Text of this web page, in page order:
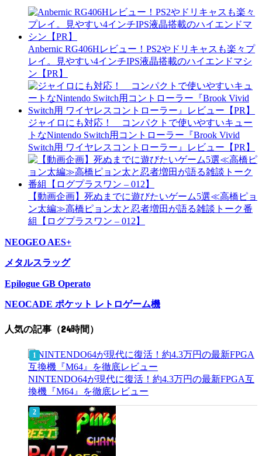
Anbernic RG406Hレビュー！PS2やドリキャスも楽々プ
レイ。見やすい4インチIPS液晶搭載のハイエンドマシ
ン【PR】
ジャイロにも対応！ コンパクトで使いやすいキュー
トなNintendo Switch用コントローラー『Brook Vivid
Switch用 ワイヤレスコントローラー』レビュー【PR】
【動画企画】死ぬまでに遊びたいゲーム5選≪高橋ピョ
ン太編≫高橋ピョン太と忍者増田が語る雑談トーク番
組【ログプラスワン – 012】
NEOGEO AES+
メタルスラッグ
Epilogue GB Operato
NEOCADE ポケット レトロゲーム機
人気の記事（24時間）
NINTENDO64が現代に復活！約4.3万円の最新FPGA互
換機『M64』を徹底レビュー